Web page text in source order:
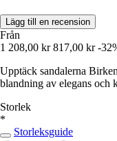
Lägg till en recension
Från
1 208,00 kr 817,00 kr -
Upptäck sandalerna
blandning av elegans och
Storlek
*
Storleksguide